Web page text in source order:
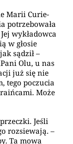
Marii Curie-
potrzebowała
wykładowca
w głosie
sądził –
Olu, u nas
już się nie
tego poczucia
Może
Jeśli
rozsiewają. –
Ta mowa